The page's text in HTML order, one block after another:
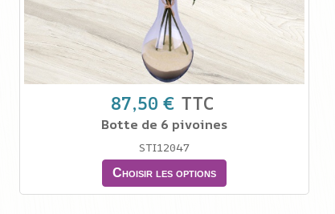
87,50 € TTC
Botte de 6 pivoines
STI12047
Choisir les options